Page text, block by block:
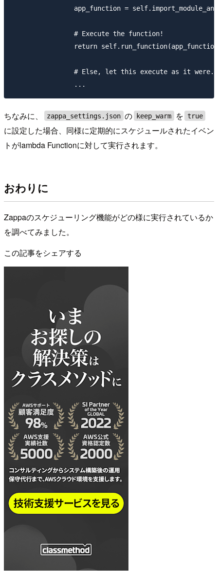
app_function =
                # Execute the function!
return
                # Else, let this execute as it were.
ちなみに、 zappa_settings.json の keep_warm を true
に設定した場合、同様に定期的にスケジュールされたイベン
トがlambda Functionに対して実行されます。
おわりに
Zappaのスケジューリング機能がどの様に実行されているか
を調べてみました。
この記事をシェアする